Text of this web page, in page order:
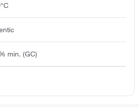
min. (GC)